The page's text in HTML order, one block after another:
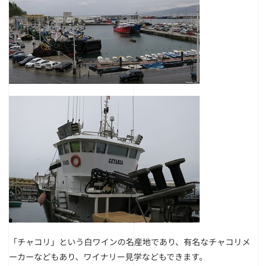
「チャコリ」という白ワインの名産地であり、有名なチャコリメ
ーカーなどもあり、ワイナリー見学などもできます。